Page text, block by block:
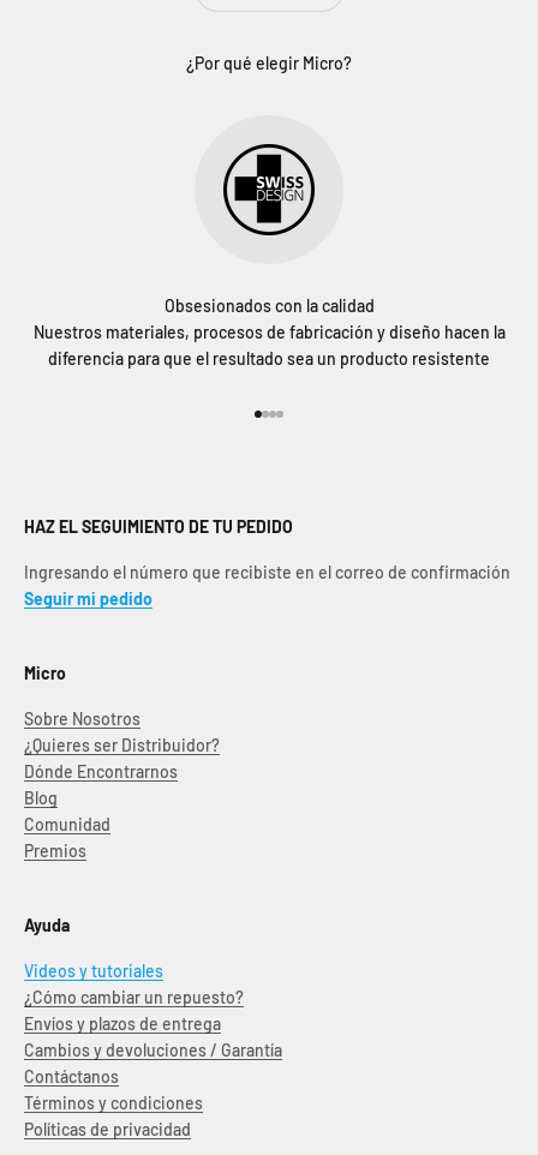
¿Por qué elegir Micro?
Obsesionados con la calidad
Nuestros materiales, procesos de fabricación y diseño hacen la
diferencia para que el resultado sea un producto resistente
HAZ EL SEGUIMIENTO DE TU PEDIDO
Ingresando el número que recibiste en el correo de confirmación
Seguir mi pedido
Micro
Sobre Nosotros
¿Quieres ser Distribuidor?
Dónde Encontrarnos
Blog
Comunidad
Premios
Ayuda
Videos y tutoriales
¿Cómo cambiar un repuesto?
Envíos y plazos de entrega
Cambios y devoluciones / Garantía
Contáctanos
Términos y condiciones
Políticas de privacidad